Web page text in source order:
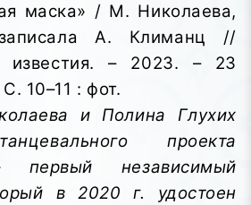
маска» / М. Николаева,
А. Климанц //
известия. – 2023. – 23
10–11 : фот.
и Полина Глухих
проекта
первый независимый
в 2020 г. удостоен